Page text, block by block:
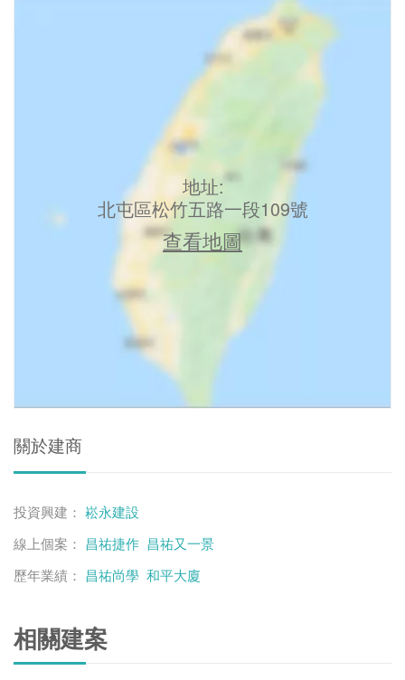
地址:
北屯區松竹五路一段109號
查看地圖
關於建商
投資興建： 崧永建設
線上個案： 昌祐捷作 昌祐又一景
歷年業績： 昌祐尚學 和平大廈
相關建案